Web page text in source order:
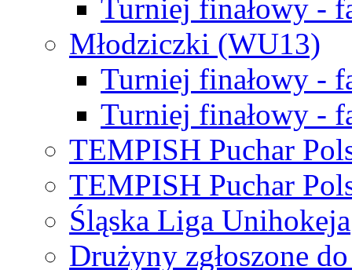
Turniej finałowy -
Młodziczki (WU13)
Turniej finałowy -
Turniej finałowy -
TEMPISH Puchar
TEMPISH Puchar
Śląska Liga Unihokeja
Drużyny zgłoszone